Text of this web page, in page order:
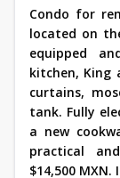
Condo for
located on
equipped
kitchen, King
curtains,
tank. Fully
a new
practical
$14,500 MXN.